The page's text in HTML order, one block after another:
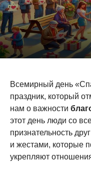
Всемирный день
праздник, который
нам о важности
этот день люди со
признательность
и жестами, которые
укрепляют